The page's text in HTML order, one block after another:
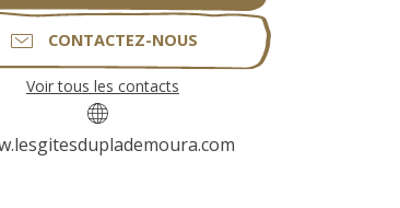
CONTACTEZ-NOUS
Voir tous les contacts